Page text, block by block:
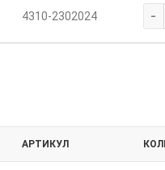
4310-2302024 -
АРТИКУЛ